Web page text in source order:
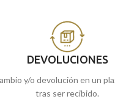
DEVOLUCIONES
y/o devolución en un
tras ser recibido.